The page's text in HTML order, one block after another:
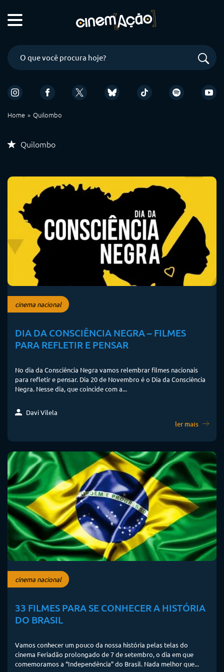
Home Quilombo
Quilombo
cinema nacional
DIA DA CONSCIÊNCIA NEGRA – FILMES
PARA REFLETIR E PENSAR
No dia da Consciência Negra vamos relembrar filmes nacionais
para refletir e pensar. Dia 20 de Novembro é o Dia da Consciência
Negra. Nesse dia, que coincide com a...
Davi Vilela
ler mais
cinema nacional
33 FILMES PARA SE CONHECER A HISTÓRIA
DO BRASIL
Vamos conhecer um pouco da nossa história pelas telas do
cinema Feriadão prolongado de 7 de setembro, o dia em que
comemoramos a “Independência” do Brasil. Nada melhor que...